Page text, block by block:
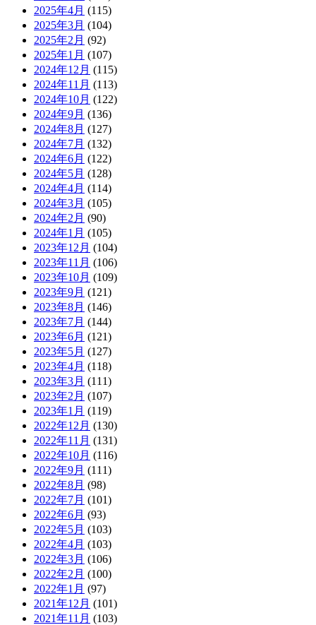
2025年4月 (115)
2025年3月 (104)
2025年2月 (92)
2025年1月 (107)
2024年12月 (115)
2024年11月 (113)
2024年10月 (122)
2024年9月 (136)
2024年8月 (127)
2024年7月 (132)
2024年6月 (122)
2024年5月 (128)
2024年4月 (114)
2024年3月 (105)
2024年2月 (90)
2024年1月 (105)
2023年12月 (104)
2023年11月 (106)
2023年10月 (109)
2023年9月 (121)
2023年8月 (146)
2023年7月 (144)
2023年6月 (121)
2023年5月 (127)
2023年4月 (118)
2023年3月 (111)
2023年2月 (107)
2023年1月 (119)
2022年12月 (130)
2022年11月 (131)
2022年10月 (116)
2022年9月 (111)
2022年8月 (98)
2022年7月 (101)
2022年6月 (93)
2022年5月 (103)
2022年4月 (103)
2022年3月 (106)
2022年2月 (100)
2022年1月 (97)
2021年12月 (101)
2021年11月 (103)